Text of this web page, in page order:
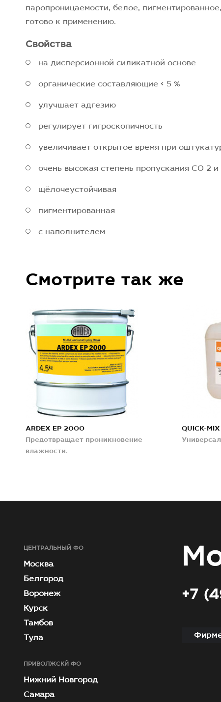
паропроницаемости, белое,
готово к применению.
Свойства
на дисперсионной силикатной основе
органические составляющие < 5 %
улучшает адгезию
регулирует гигроскопичность
увеличивает открытое время при
очень высокая степень пропускания CO 2
щёлочеустойчивая
пигментированная
с наполнителем
Смотрите так же
ARDEX EP 2000
Предотвращает проникновение
влажности.
QUICK-
ЦЕНТРАЛЬНЫЙ ФО
Москва
Белгород
Воронеж
Курск
Тамбов
Тула
ПРИВОЛЖСКЙ ФО
Нижний Новгород
Самара
+7